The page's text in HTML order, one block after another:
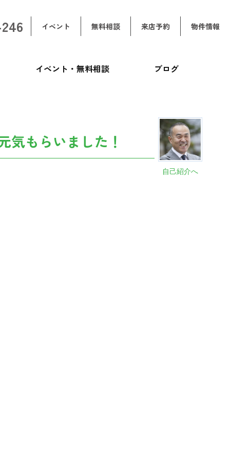
イベント 無料相談 来店予約 物件情報
イベント・無料相談 ブログ
自己紹介へ
もらいました！